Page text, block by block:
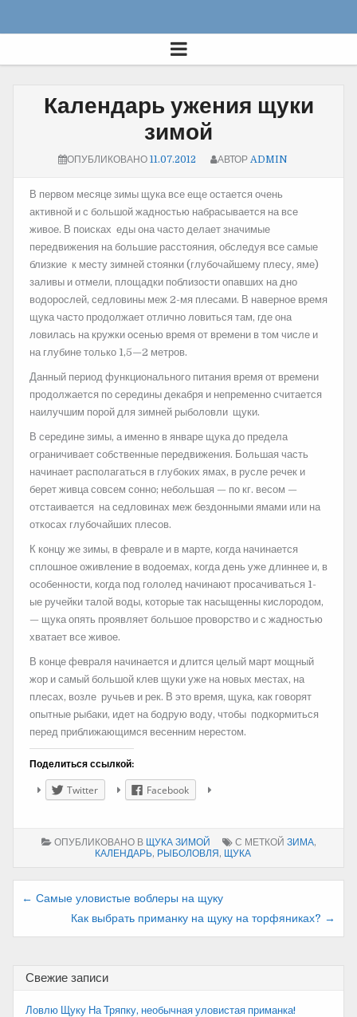
Календарь ужения щуки
зимой
ОПУБЛИКОВАНО 11.07.2012 АВТОР ADMIN
В первом месяце зимы щука все еще остается очень
активной и с большой жадностью набрасывается на все
живое. В поисках еды она часто делает значимые
передвижения на большие расстояния, обследуя все самые
близкие к месту зимней стоянки (глубочайшему плесу, яме)
заливы и отмели, площадки поблизости опавших на дно
водорослей, седловины меж 2-мя плесами. В наверное время
щука часто продолжает отлично ловиться там, где она
ловилась на кружки осенью время от времени в том числе и
на глубине только 1,5—2 метров.
Данный период функционального питания время от времени
продолжается по середины декабря и непременно считается
наилучшим порой для зимней рыболовли щуки.
В середине зимы, а именно в январе щука до предела
ограничивает собственные передвижения. Большая часть
начинает располагаться в глубоких ямах, в русле речек и
берет живца совсем сонно; небольшая — по кг. весом —
отстаивается на седловинах меж бездонными ямами или на
откосах глубочайших плесов.
К концу же зимы, в феврале и в марте, когда начинается
сплошное оживление в водоемах, когда день уже длиннее и, в
особенности, когда под гололед начинают просачиваться 1-
ые ручейки талой воды, которые так насыщенны кислородом,
— щука опять проявляет большое проворство и с жадностью
хватает все живое.
В конце февраля начинается и длится целый март мощный
жор и самый большой клев щуки уже на новых местах, на
плесах, возле ручьев и рек. В это время, щука, как говорят
опытные рыбаки, идет на бодрую воду, чтобы подкормиться
перед приближающимся весенним нерестом.
Поделиться ссылкой:
Twitter Facebook
ОПУБЛИКОВАНО В ЩУКА ЗИМОЙ С МЕТКОЙ ЗИМА,
КАЛЕНДАРЬ, РЫБОЛОВЛЯ, ЩУКА
Навигация
← Самые уловистые воблеры на щуку
Как выбрать приманку на щуку на торфяниках? →
Свежие записи
Ловлю Щуку На Тряпку, необычная уловистая приманка!